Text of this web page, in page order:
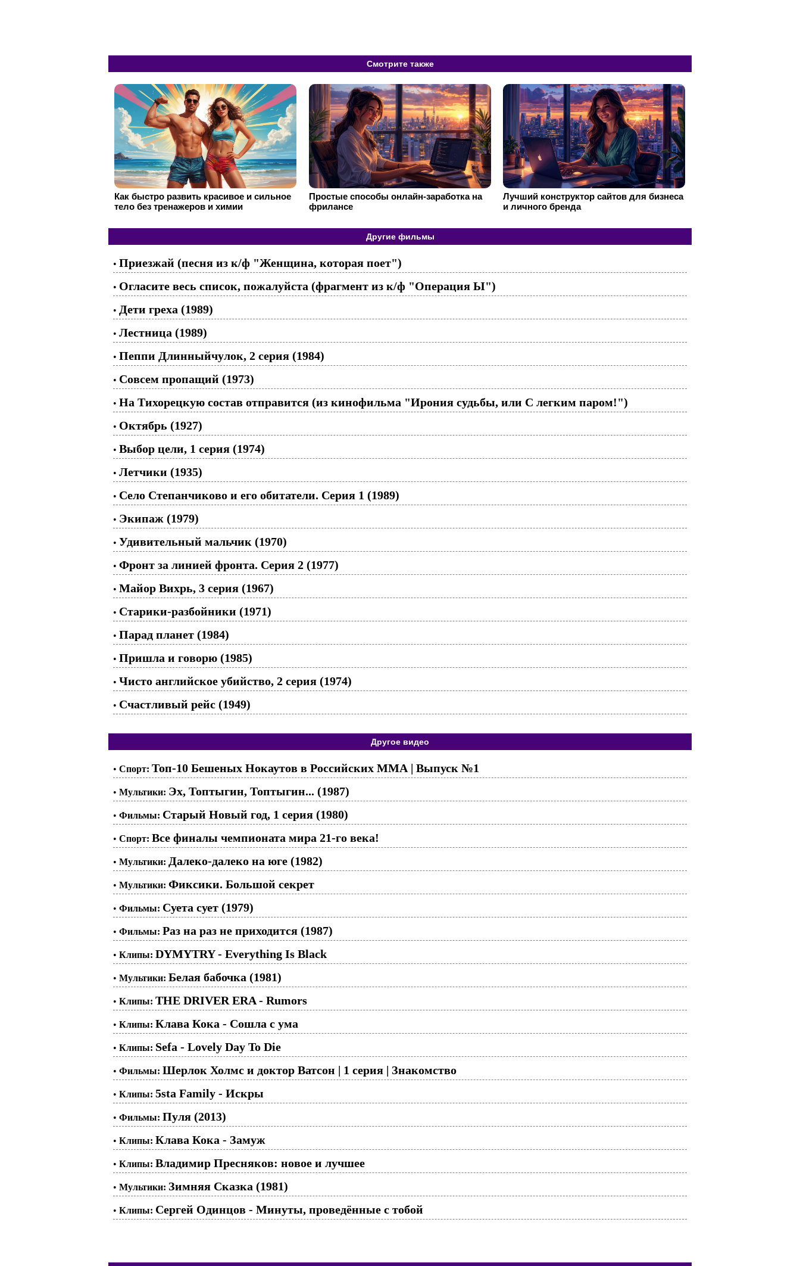
Смотрите также
Как быстро развить красивое и сильное
тело без тренажеров и химии
Простые способы онлайн-заработка на
фрилансе
Лучший конструктор сайтов для бизнеса
и личного бренда
Другие фильмы
• Приезжай (песня из к/ф "Женщина, которая поет")
• Огласите весь список, пожалуйста (фрагмент из к/ф "Операция Ы")
• Дети греха (1989)
• Лестница (1989)
• Пеппи Длинныйчулок, 2 серия (1984)
• Совсем пропащий (1973)
• На Тихорецкую состав отправится (из кинофильма "Ирония судьбы, или С легким паром!")
• Октябрь (1927)
• Выбор цели, 1 серия (1974)
• Летчики (1935)
• Село Степанчиково и его обитатели. Серия 1 (1989)
• Экипаж (1979)
• Удивительный мальчик (1970)
• Фронт за линией фронта. Серия 2 (1977)
• Майор Вихрь, 3 серия (1967)
• Старики-разбойники (1971)
• Парад планет (1984)
• Пришла и говорю (1985)
• Чисто английское убийство, 2 серия (1974)
• Счастливый рейс (1949)
Другое видео
• Спорт: Топ-10 Бешеных Нокаутов в Российских ММА | Выпуск №1
• Мультики: Эх, Топтыгин, Топтыгин... (1987)
• Фильмы: Старый Новый год, 1 серия (1980)
• Спорт: Все финалы чемпионата мира 21-го века!
• Мультики: Далеко-далеко на юге (1982)
• Мультики: Фиксики. Большой секрет
• Фильмы: Суета сует (1979)
• Фильмы: Раз на раз не приходится (1987)
• Клипы: DYMYTRY - Everything Is Black
• Мультики: Белая бабочка (1981)
• Клипы: THE DRIVER ERA - Rumors
• Клипы: Клава Кока - Сошла с ума
• Клипы: Sefa - Lovely Day To Die
• Фильмы: Шерлок Холмс и доктор Ватсон | 1 серия | Знакомство
• Клипы: 5sta Family - Искры
• Фильмы: Пуля (2013)
• Клипы: Клава Кока - Замуж
• Клипы: Владимир Пресняков: новое и лучшее
• Мультики: Зимняя Сказка (1981)
• Клипы: Сергей Одинцов - Минуты, проведённые с тобой